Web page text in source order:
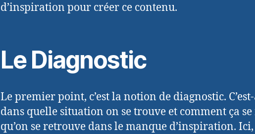
d’inspiration pour créer ce contenu.
Le Diagnostic
Le premier point, c’est la notion de diagnostic.
dans quelle situation on se trouve et comment ça
qu’on se retrouve dans le manque d’inspiration. Ici,